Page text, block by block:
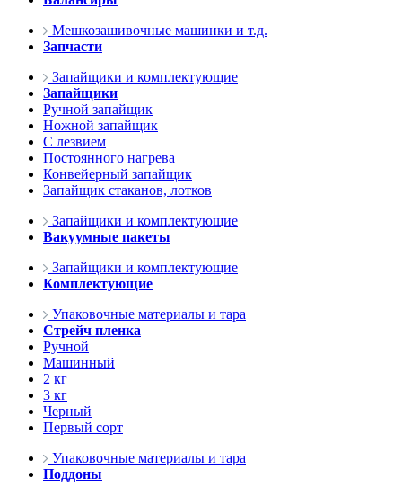
Мешкозашивочные машинки и т.д.
Запчасти
Запайщики и комплектующие
Запайщики
Ручной запайщик
Ножной запайщик
С лезвием
Постоянного нагрева
Конвейерный запайщик
Запайщик стаканов, лотков
Запайщики и комплектующие
Вакуумные пакеты
Запайщики и комплектующие
Комплектующие
Упаковочные материалы и тара
Стрейч пленка
Ручной
Машинный
2 кг
3 кг
Черный
Первый сорт
Упаковочные материалы и тара
Поддоны